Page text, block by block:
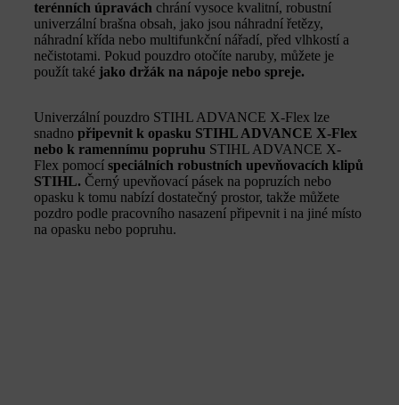
terénních úpravách chrání vysoce kvalitní, robustní
univerzální brašna obsah, jako jsou náhradní řetězy,
náhradní křída nebo multifunkční nářadí, před vlhkostí a
nečistotami. Pokud pouzdro otočíte naruby, můžete je
použít také jako držák na nápoje nebo spreje.
Univerzální pouzdro STIHL ADVANCE X-Flex lze
snadno připevnit k opasku STIHL ADVANCE X-Flex
nebo k ramennímu popruhu STIHL ADVANCE X-
Flex pomocí speciálních robustních upevňovacích klipů
STIHL. Černý upevňovací pásek na popruzích nebo
opasku k tomu nabízí dostatečný prostor, takže můžete
pozdro podle pracovního nasazení připevnit i na jiné místo
na opasku nebo popruhu.